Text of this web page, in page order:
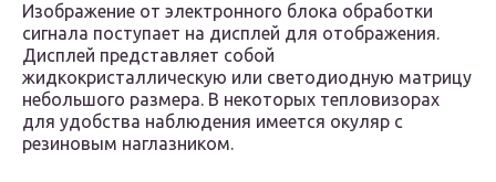
Изображение от электронного блока обработки
сигнала поступает на дисплей для отображения.
Дисплей представляет собой
жидкокристаллическую или светодиодную матрицу
небольшого размера. В некоторых тепловизорах
для удобства наблюдения имеется окуляр с
резиновым наглазником.